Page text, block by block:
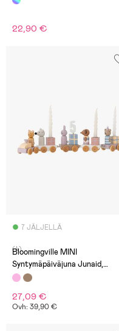
22,90 €
7 JÄLJELLÄ
(4)
Bloomingville MINI
Syntymäpäiväjuna Junaid,
Vaaleanpunainen
27,09 €
Ovh: 39,90 €